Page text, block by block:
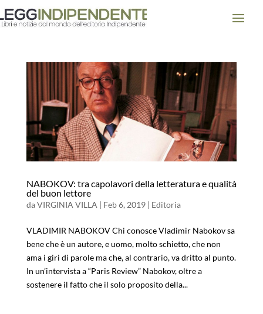
NABOKOV: tra capolavori della letteratura e qualità
del buon lettore
daVIRGINIA VILLA | Feb 6, 2019| Editoria
VLADIMIR NABOKOV Chi conosce Vladimir Nabokov sa
bene che è un autore, e uomo, molto schietto, che non
ama i giri di parole ma che, al contrario, va dritto al punto.
In un’intervista a “Paris Review” Nabokov, oltre a
sostenere il fatto che il solo proposito della...